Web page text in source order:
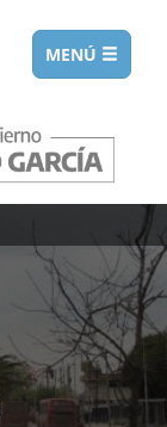
Toggle
navigation
MENÚ